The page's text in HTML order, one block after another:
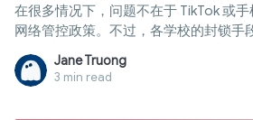
在很多情况下，问题不在于 TikTok 或
网络管控政策。不过，各学校的封锁手
网络层过滤，有的则在校发设备上通过
Hidemyacc 将解析常见的学校封锁机制
并探讨 学校解锁 TikTok 的可行方案与潜
Jane Truong
3 min read